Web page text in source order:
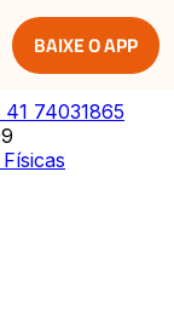
BAIXE O APP
41 74031865